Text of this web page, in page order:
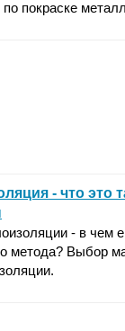
покраске
- что это
- в чем
метода? Выбор